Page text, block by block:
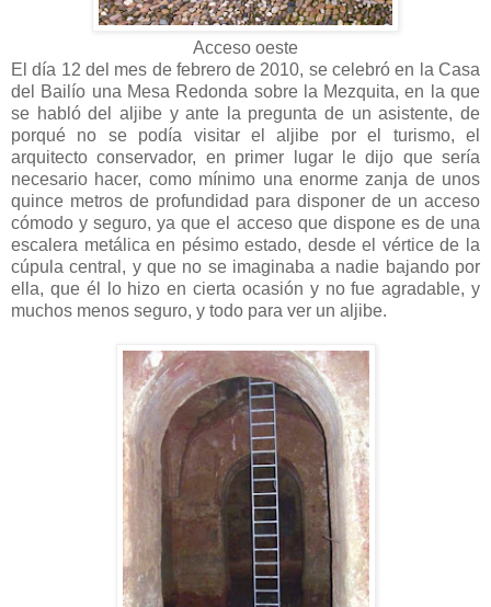
Acceso oeste
El día 12 del mes de febrero de 2010, se celebró en la Casa
del Bailío una Mesa Redonda sobre la Mezquita, en la que
se habló del aljibe y ante la pregunta de un asistente, de
porqué no se podía visitar el aljibe por el turismo, el
arquitecto conservador, en primer lugar le dijo que sería
necesario hacer, como mínimo una enorme zanja de unos
quince metros de profundidad para disponer de un acceso
cómodo y seguro, ya que el acceso que dispone es de una
escalera metálica en pésimo estado, desde el vértice de la
cúpula central, y que no se imaginaba a nadie bajando por
ella, que él lo hizo en cierta ocasión y no fue agradable, y
muchos menos seguro, y todo para ver un aljibe.